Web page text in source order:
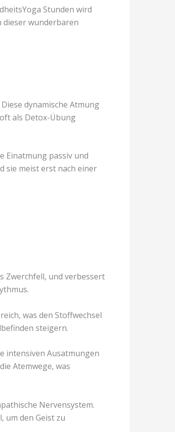
Stunden wird
wunderbaren
dynamische Atmung
als Detox-Übung
Einatmung passiv und
sie meist erst nach einer
Zwerchfell, und verbessert
was den Stoffwechsel
steigern.
intensiven Ausatmungen
Atemwege, was
Nervensystem.
um den Geist zu